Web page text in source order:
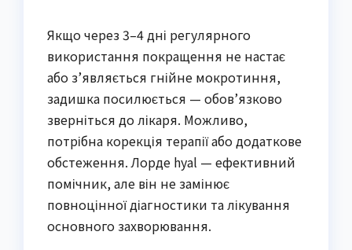
Якщо через 3–4 дні регулярного
використання покращення не настає
або з’являється гнійне мокротиння,
задишка посилюється — обов’язково
зверніться до лікаря. Можливо,
потрібна корекція терапії або додаткове
обстеження. Лорде hyal — ефективний
помічник, але він не замінює
повноцінної діагностики та лікування
основного захворювання.